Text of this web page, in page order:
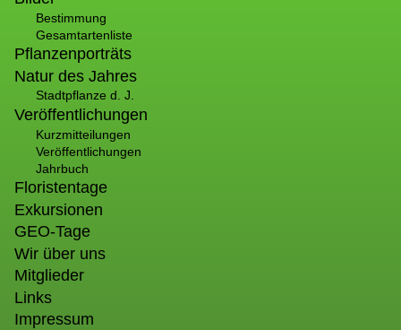
Bestimmung
Gesamtartenliste
Pflanzenporträts
Natur des Jahres
Stadtpflanze d. J.
Veröffentlichungen
Kurzmitteilungen
Veröffentlichungen
Jahrbuch
Floristentage
Exkursionen
GEO-Tage
Wir über uns
Mitglieder
Links
Impressum